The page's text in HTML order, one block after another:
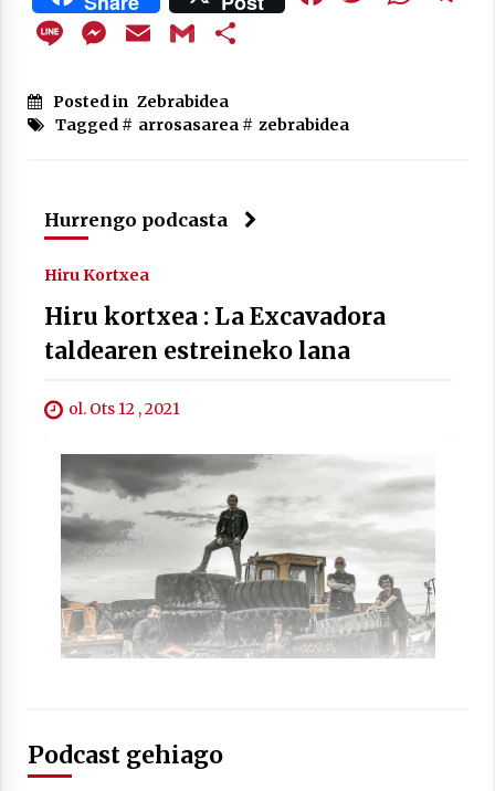
Berria egunkarian elkarrizketa
Hala Bedi irratiko Hizpidea saioan
EHZtik
2021/07/01
Arrosaren laburpen bideoa Hamaika
LineMessenger
EmailGmail
Posted in Zebrabidea
Tagged # arrosasarea# zebrabidea
Hurrengo podcasta
Hiru Kortxea
Hiru kortxea : La Excavadora
taldearen estreineko lana
ol. Ots 12 , 2021
Podcast gehiago